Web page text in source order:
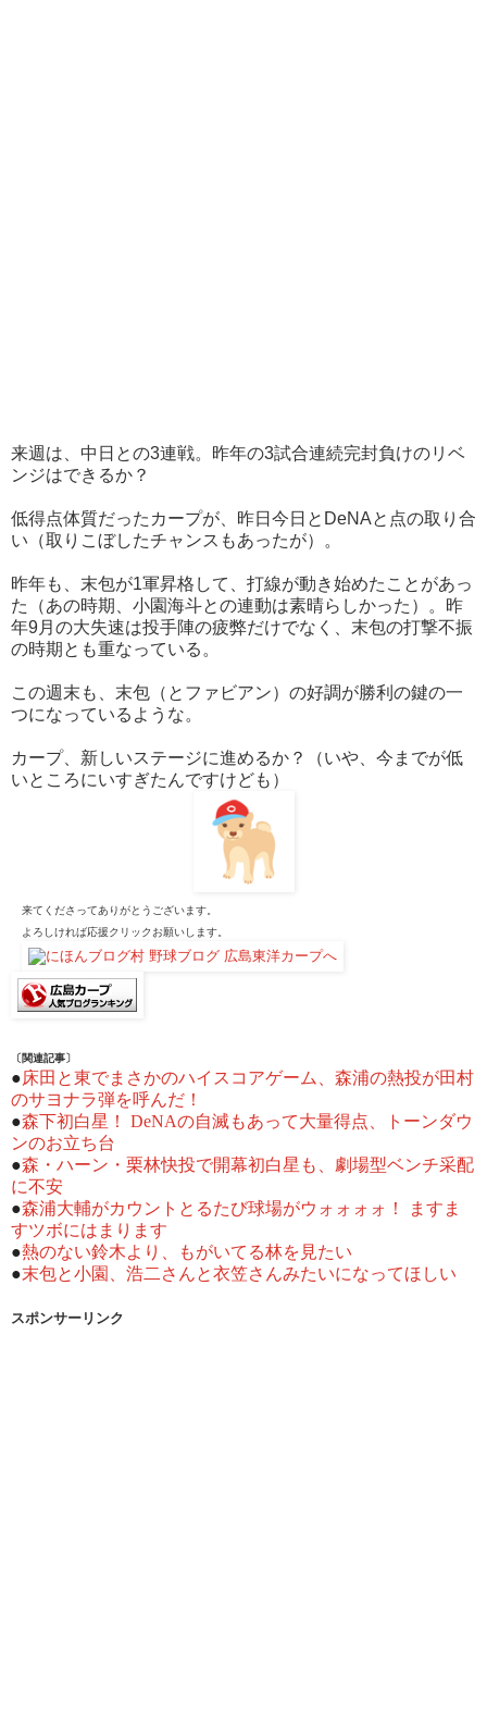
来週は、中日との3連戦。昨年の3試合連続完封負けのリベ
ンジはできるか？
低得点体質だったカープが、昨日今日とDeNAと点の取り合
い（取りこぼしたチャンスもあったが）。
昨年も、末包が1軍昇格して、打線が動き始めたことがあっ
た（あの時期、小園海斗との連動は素晴らしかった）。昨
年9月の大失速は投手陣の疲弊だけでなく、末包の打撃不振
の時期とも重なっている。
この週末も、末包（とファビアン）の好調が勝利の鍵の一
つになっているような。
カープ、新しいステージに進めるか？（いや、今までが低
いところにいすぎたんですけども）
来てくださってありがとうございます。
よろしければ応援クリックお願いします。
〔関連記事〕
●床田と東でまさかのハイスコアゲーム、森浦の熱投が田村
のサヨナラ弾を呼んだ！
●森下初白星！ DeNAの自滅もあって大量得点、トーンダウ
ンのお立ち台
●森・ハーン・栗林快投で開幕初白星も、劇場型ベンチ采配
に不安
●森浦大輔がカウントとるたび球場がウォォォォ！ ますま
すツボにはまります
●熱のない鈴木より、もがいてる林を見たい
●末包と小園、浩二さんと衣笠さんみたいになってほしい
スポンサーリンク